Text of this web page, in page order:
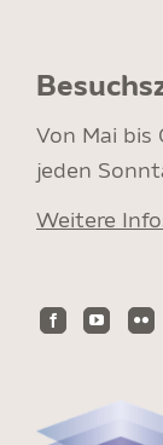
Von Mai bis
jeden
Weitere